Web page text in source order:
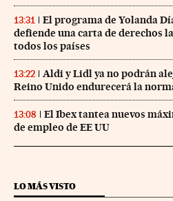
13:31
El programa de Yolanda
defiende una carta de derechos
todos los países
13:22
Aldi y Lidl ya no podrán
Reino Unido endurecerá la
13:08
El Ibex tantea nuevos
de empleo de EE UU
LO MÁS VISTO